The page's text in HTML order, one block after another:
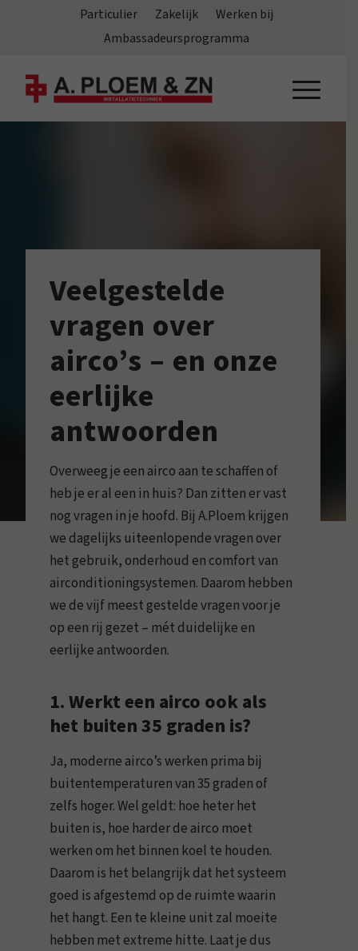
Particulier Zakelijk
Werken bij
Ambassadeursprogramma
Veelgestelde
vragen over
airco’s – en onze
eerlijke
antwoorden
Overweeg je een airco aan te schaffen of
heb je er al een in huis? Dan zitten er vast
nog vragen in je hoofd. Bij A.Ploem krijgen
we dagelijks uiteenlopende vragen over
het gebruik, onderhoud en comfort van
airconditioningsystemen. Daarom hebben
we de vijf meest gestelde vragen voor je
op een rij gezet – mét duidelijke en
eerlijke antwoorden.
1. Werkt een airco ook als
het buiten 35 graden is?
Ja, moderne airco’s werken prima bij
buitentemperaturen van 35 graden of
zelfs hoger. Wel geldt: hoe heter het
buiten is, hoe harder de airco moet
werken om het binnen koel te houden.
Daarom is het belangrijk dat het systeem
goed is afgestemd op de ruimte waarin
het hangt. Een te kleine unit zal moeite
hebben met extreme hitte. Laat je dus